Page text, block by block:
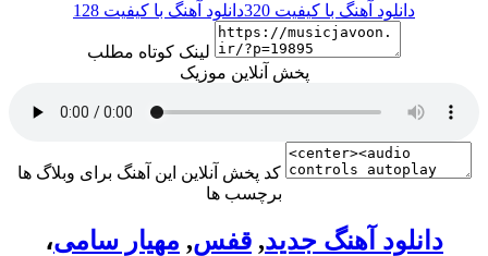
دانلود آهنگ با کیفیت 320 دانلود آهنگ با کیفیت 128
لینک کوتاه مطلب
پخش آنلاین موزیک
کد پخش آنلاین این آهنگ برای وبلاگ ها
برچسب ها
، دانلود آهنگ جدید, قفس, مهیار سامی